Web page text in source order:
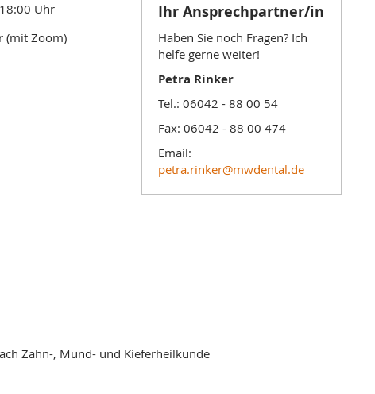
Uhr
(mit Zoom)
Ihr Ansprechpartner/in
Haben Sie noch Fragen? Ich
helfe gerne weiter!
Petra Rinker
Tel.: 06042 - 88 00 54
Fax: 06042 - 88 00 474
Email:
petra.rinker@mwdental.de
Zahn-, Mund- und Kieferheilkunde